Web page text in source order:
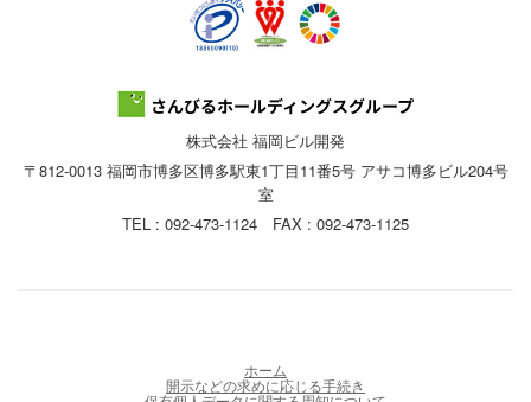
株式会社 福岡ビル開発
〒812-0013 福岡市博多区博多駅東1丁目11番5号 アサコ博多ビル204号
室
TEL : 092-473-1124 FAX : 092-473-1125
ホーム
開示などの求めに応じる手続き